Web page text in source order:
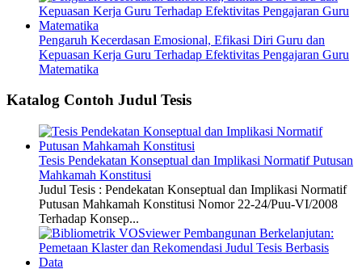
Pengaruh Kecerdasan Emosional, Efikasi Diri Guru dan
Kepuasan Kerja Guru Terhadap Efektivitas Pengajaran Guru
Matematika
Katalog Contoh Judul Tesis
Tesis Pendekatan Konseptual dan Implikasi Normatif Putusan
Mahkamah Konstitusi
Judul Tesis : Pendekatan Konseptual dan Implikasi Normatif
Putusan Mahkamah Konstitusi Nomor 22-24/Puu-VI/2008
Terhadap Konsep...